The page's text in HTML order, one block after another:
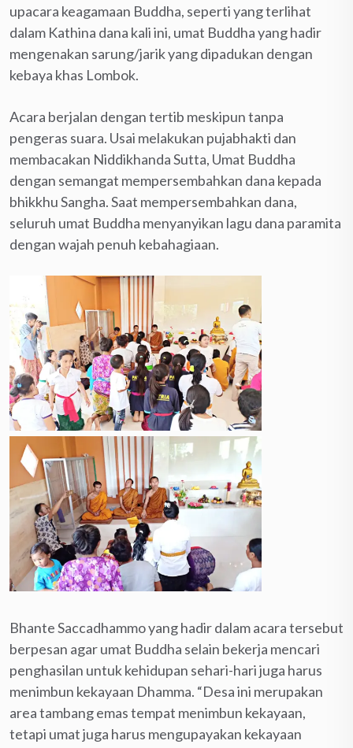
upacara keagamaan Buddha, seperti yang terlihat
dalam Kathina dana kali ini, umat Buddha yang hadir
mengenakan sarung/jarik yang dipadukan dengan
kebaya khas Lombok.
Acara berjalan dengan tertib meskipun tanpa
pengeras suara. Usai melakukan pujabhakti dan
membacakan Niddikhanda Sutta, Umat Buddha
dengan semangat mempersembahkan dana kepada
bhikkhu Sangha. Saat mempersembahkan dana,
seluruh umat Buddha menyanyikan lagu dana paramita
dengan wajah penuh kebahagiaan.
Bhante Saccadhammo yang hadir dalam acara tersebut
berpesan agar umat Buddha selain bekerja mencari
penghasilan untuk kehidupan sehari-hari juga harus
menimbun kekayaan Dhamma. “Desa ini merupakan
area tambang emas tempat menimbun kekayaan,
tetapi umat juga harus mengupayakan kekayaan